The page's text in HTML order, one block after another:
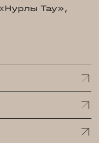
Тау»,